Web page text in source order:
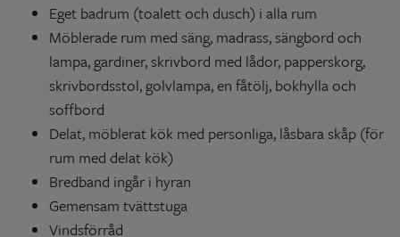
Eget badrum (toalett och dusch) i alla rum
Möblerade rum med säng, madrass, sängbord och
lampa, gardiner, skrivbord med lådor, papperskorg,
skrivbordsstol, golvlampa, en fåtölj, bokhylla och
soffbord
Delat, möblerat kök med personliga, låsbara skåp (för
rum med delat kök)
Bredband ingår i hyran
Gemensam tvättstuga
Vindsförråd